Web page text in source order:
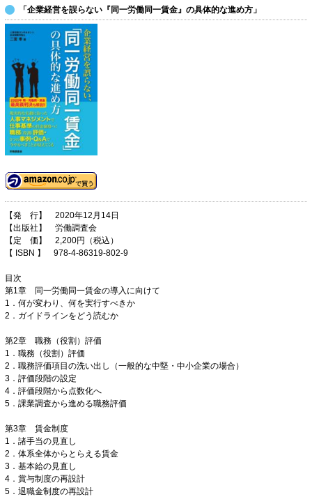
「企業経営を誤らない『同一労働同一賃金』の具体的な進め方」
【発 行】 2020年12月14日
【出版社】 労働調査会
【定 価】 2,200円（税込）
【 ISBN 】 978-4-86319-802-9
目次
第1章 同一労働同一賃金の導入に向けて
1．何が変わり、何を実行すべきか
2．ガイドラインをどう読むか
第2章 職務（役割）評価
1．職務（役割）評価
2．職務評価項目の洗い出し（一般的な中堅・中小企業の場合）
3．評価段階の設定
4．評価段階から点数化へ
5．課業調査から進める職務評価
第3章 賃金制度
1．諸手当の見直し
2．体系全体からとらえる賃金
3．基本給の見直し
4．賞与制度の再設計
5．退職金制度の再設計